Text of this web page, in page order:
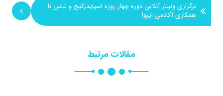
برگزاری وبینار آنلاین دوره چهار روزه اسپایدرکیج و لباس با
همکاری آکادمی ایروا
مقالات مرتبط